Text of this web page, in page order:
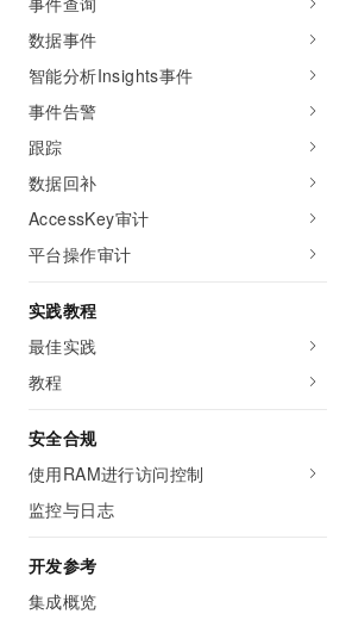
数据事件
智能分析Insights事件
事件告警
跟踪
数据回补
AccessKey审计
平台操作审计
实践教程
最佳实践
教程
安全合规
使用RAM进行访问控制
监控与日志
开发参考
集成概览